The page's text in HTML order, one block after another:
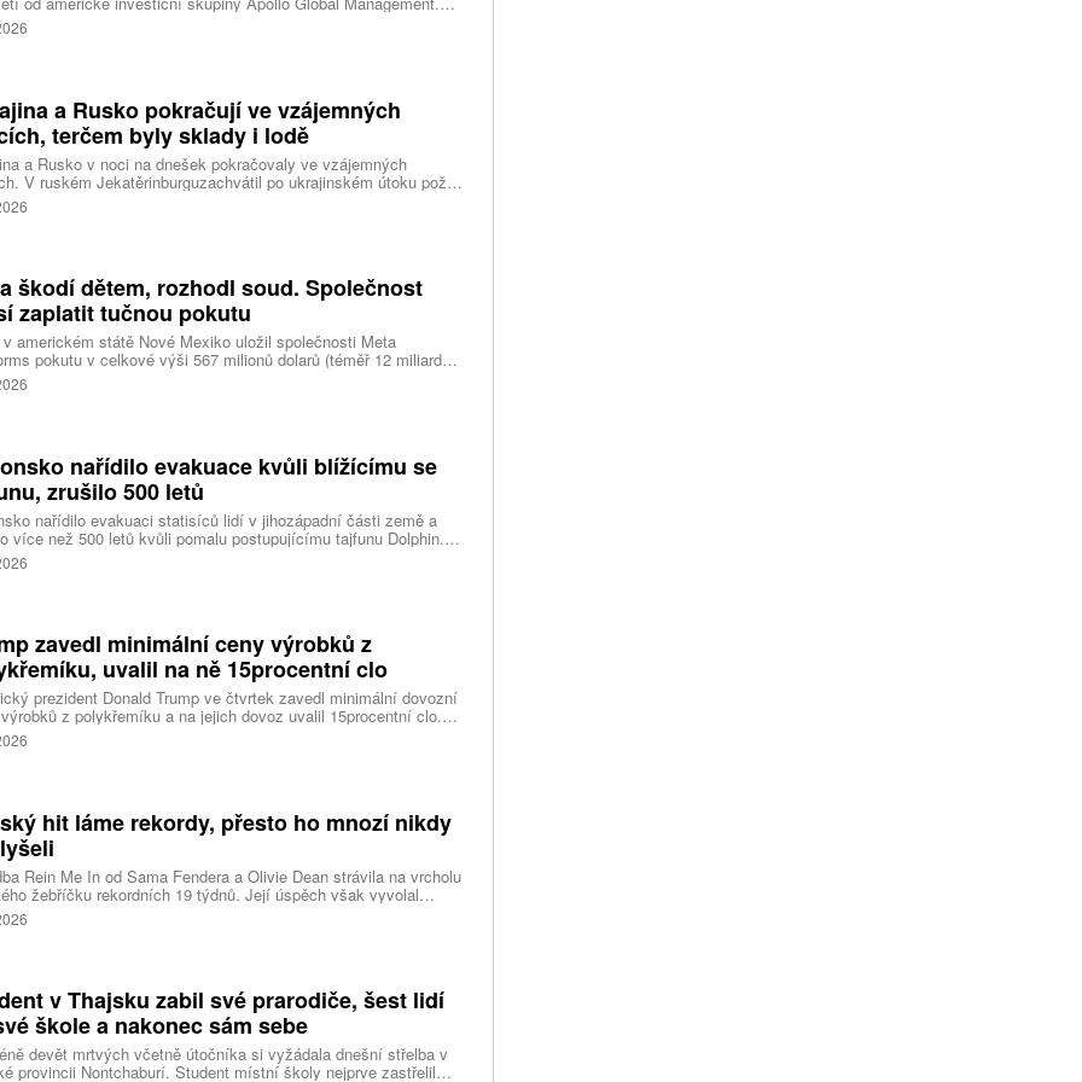
oceňuje aerolinku na 5,7 miliardy liber, tedy přibližně 162
korun.
a Rusko pokračují ve vzájemných
terčem byly sklady i lodě
a Rusko v noci na dnešek pokračovaly ve vzájemných
V ruském Jekatěrinburguzachvátil po ukrajinském útoku požár
centrum ruského internetového prodejce Wildberries.
o tom informovala bez podrobností na síti Telegram.
škodí dětem, rozhodl soud. Společnost
zaplatit tučnou pokutu
americkém státě Nové Mexiko uložil společnosti Meta
pokutu v celkové výši 567 milionů dolarů (téměř 12 miliard
za újmu, kterou její platformy Facebook a Instagram působí
lidem. Firma musí změnit způsob ověřování věku.
nařídilo evakuace kvůli blížícímu se
zrušilo 500 letů
nařídilo evakuaci statisíců lidí v jihozápadní části země a
více než 500 letů kvůli pomalu postupujícímu tajfunu Dolphin.
meteorologů přinese tajfun do oblasti silný vítr, prudký déšť a
vlny, píše agentura Reuters. Dolphin je tajfunem první, tedy
meteorologická agentura (JMA).
zavedl minimální ceny výrobků z
uvalil na ně 15procentní clo
prezident Donald Trump ve čtvrtek zavedl minimální dovozní
z polykřemíku a na jejich dovoz uvalil 15procentní clo.
se používá při výrobě polovodičů a je hlavní složkou
panelů, jeho největším světovým producentem je Čína.
Reuters.
hit láme rekordy, přesto ho mnozí nikdy
Rein Me In od Sama Fendera a Olivie Dean strávila na vrcholu
žebříčku rekordních 19 týdnů. Její úspěch však vyvolal
reakci. Řada lidí tvrdí, že píseň nikdy neslyšela. Hudební
totiž rozdělil do menších skupin, které poslouchají úplně jiné
v Thajsku zabil své prarodiče, šest lidí
škole a nakonec sám sebe
devět mrtvých včetně útočníka si vyžádala dnešní střelba v
provincii Nontchaburí. Student místní školy nejprve zastřelil